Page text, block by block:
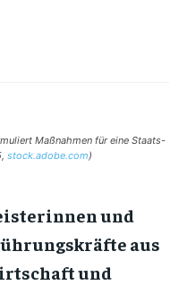
Maßnahmen für eine Staats-
stock.adobe.com)
und
aus
und